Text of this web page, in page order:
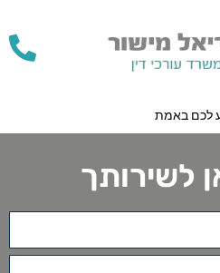
לכם באמת
לשירותך